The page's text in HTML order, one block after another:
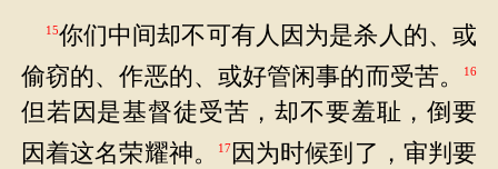
15你们中间却不可有人因为是杀人的、或
偷窃的、作恶的、或好管闲事的而受苦。
16
但若因是基督徒受苦，却不要羞耻，倒要
因着这名荣耀神。
17因为时候到了，审判要